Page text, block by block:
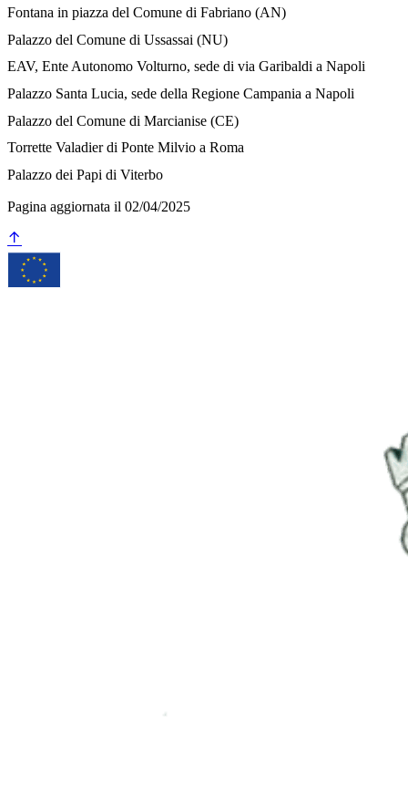
Fontana in piazza del Comune di Fabriano (AN)
Palazzo del Comune di Ussassai (NU)
EAV, Ente Autonomo Volturno, sede di via Garibaldi a Napoli
Palazzo Santa Lucia, sede della Regione Campania a Napoli
Palazzo del Comune di Marcianise (CE)
Torrette Valadier di Ponte Milvio a Roma
Palazzo dei Papi di Viterbo
Pagina aggiornata il 02/04/2025